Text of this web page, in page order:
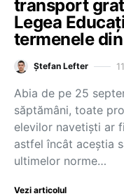
transport
Legea
termenele
Ștefan Lefter
Abia de pe 25
săptămâni, toate
elevilor navetiști ar
astfel încât aceștia
ultimelor norme…
Vezi articolul